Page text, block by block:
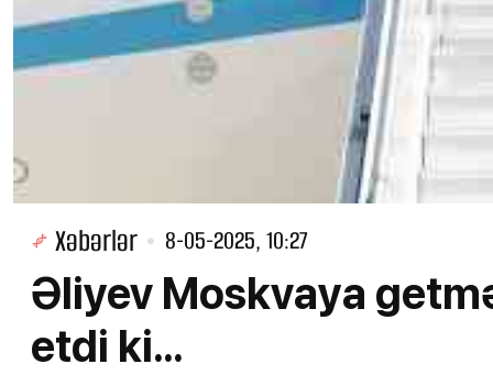
Xəbərlər 8-05-2025, 10:27
Əliyev Moskvaya
etdi ki…